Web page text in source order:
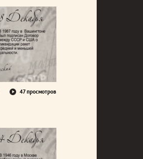
47 просмотров